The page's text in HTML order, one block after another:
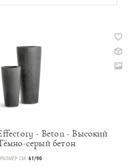
- Beton - Высокий
серый бетон
РАЗМЕР СМ. 61/90